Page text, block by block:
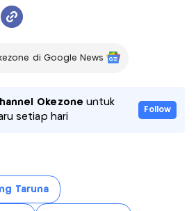
di Google News
Okezone untuk
setiap hari
Follow
Taruna